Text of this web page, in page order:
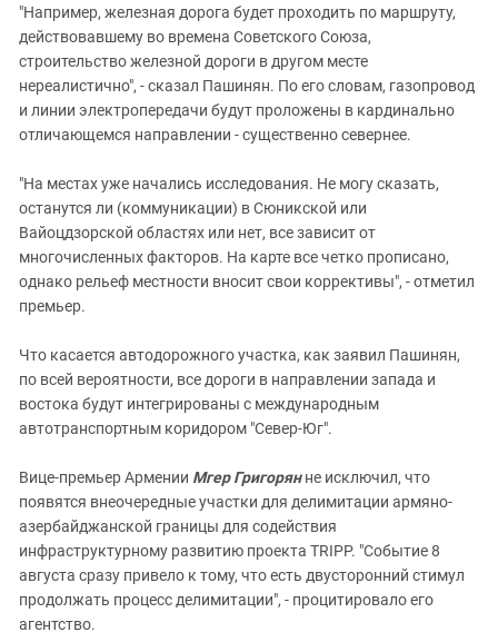
"Например, железная дорога будет проходить по маршруту,
действовавшему во времена Советского Союза,
строительство железной дороги в другом месте
нереалистично", - сказал Пашинян. По его словам, газопровод
и линии электропередачи будут проложены в кардинально
отличающемся направлении - существенно севернее.
"На местах уже начались исследования. Не могу сказать,
останутся ли (коммуникации) в Сюникской или
Вайоцдзорской областях или нет, все зависит от
многочисленных факторов. На карте все четко прописано,
однако рельеф местности вносит свои коррективы", - отметил
премьер.
Что касается автодорожного участка, как заявил Пашинян,
по всей вероятности, все дороги в направлении запада и
востока будут интегрированы с международным
автотранспортным коридором "Север-Юг".
Вице-премьер Армении Мгер Григорянне исключил, что
появятся внеочередные участки для делимитации армяно-
азербайджанской границы для содействия
инфраструктурному развитию проекта TRIPP. "Событие 8
августа сразу привело к тому, что есть двусторонний стимул
продолжать процесс делимитации", - процитировало его
агентство.